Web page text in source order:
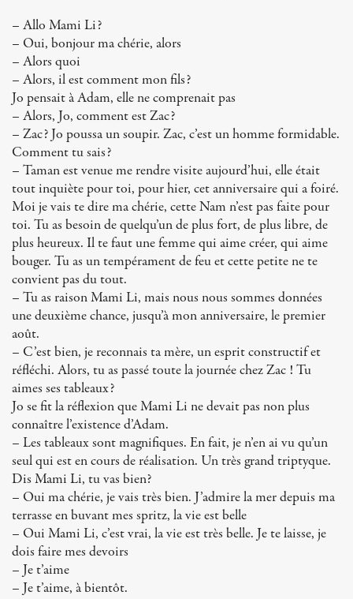
– Allo Mami Li?
– Oui, bonjour ma chérie, alors
– Alors quoi
– Alors, il est comment mon fils?
Jo pensait à Adam, elle ne comprenait pas
– Alors, Jo, comment est Zac?
– Zac? Jo poussa un soupir. Zac, c’est un homme formidable.
Comment tu sais?
– Taman est venue me rendre visite aujourd’hui, elle était
tout inquiète pour toi, pour hier, cet anniversaire qui a foiré.
Moi je vais te dire ma chérie, cette Nam n’est pas faite pour
toi. Tu as besoin de quelqu’un de plus fort, de plus libre, de
plus heureux. Il te faut une femme qui aime créer, qui aime
bouger. Tu as un tempérament de feu et cette petite ne te
convient pas du tout.
– Tu as raison Mami Li, mais nous nous sommes données
une deuxième chance, jusqu’à mon anniversaire, le premier
août.
– C’est bien, je reconnais ta mère, un esprit constructif et
réfléchi. Alors, tu as passé toute la journée chez Zac ! Tu
aimes ses tableaux?
Jo se fit la réflexion que Mami Li ne devait pas non plus
connaître l’existence d’Adam.
– Les tableaux sont magnifiques. En fait, je n’en ai vu qu’un
seul qui est en cours de réalisation. Un très grand triptyque.
Dis Mami Li, tu vas bien?
– Oui ma chérie, je vais très bien. J’admire la mer depuis ma
terrasse en buvant mes spritz, la vie est belle
– Oui Mami Li, c’est vrai, la vie est très belle. Je te laisse, je
dois faire mes devoirs
– Je t’aime
– Je t’aime, à bientôt.